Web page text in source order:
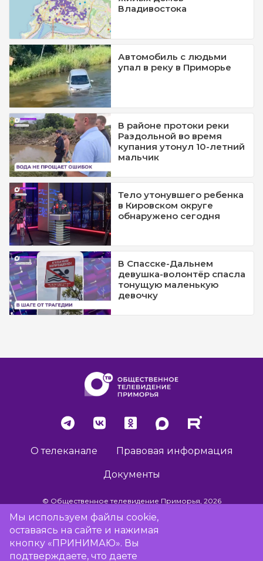
Владивостока
Автомобиль с людьми
упал в реку в Приморье
В районе протоки реки
Раздольной во время
купания утонул 10-летний
мальчик
Тело утонувшего ребенка
в Кировском округе
обнаружено сегодня
В Спасске-Дальнем
девушка-волонтёр спасла
тонущую маленькую
девочку
О телеканале Правовая информация
Документы
© Общественное телевидение Приморья, 2026
Разработка сайта -
Мы используем файлы cookie,
оставаясь на сайте и нажимая
кнопку «ПРИНИМАЮ». Вы
подтверждаете, что даете